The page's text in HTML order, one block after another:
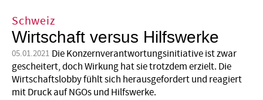
Schweiz
Wirtschaft versus Hilfswerke
05.01.2021 Die Konzernverantwortungsinitiative ist zwar
gescheitert, doch Wirkung hat sie trotzdem erzielt. Die
Wirtschaftslobby fühlt sich herausgefordert und reagiert
mit Druck auf NGOs und Hilfswerke.